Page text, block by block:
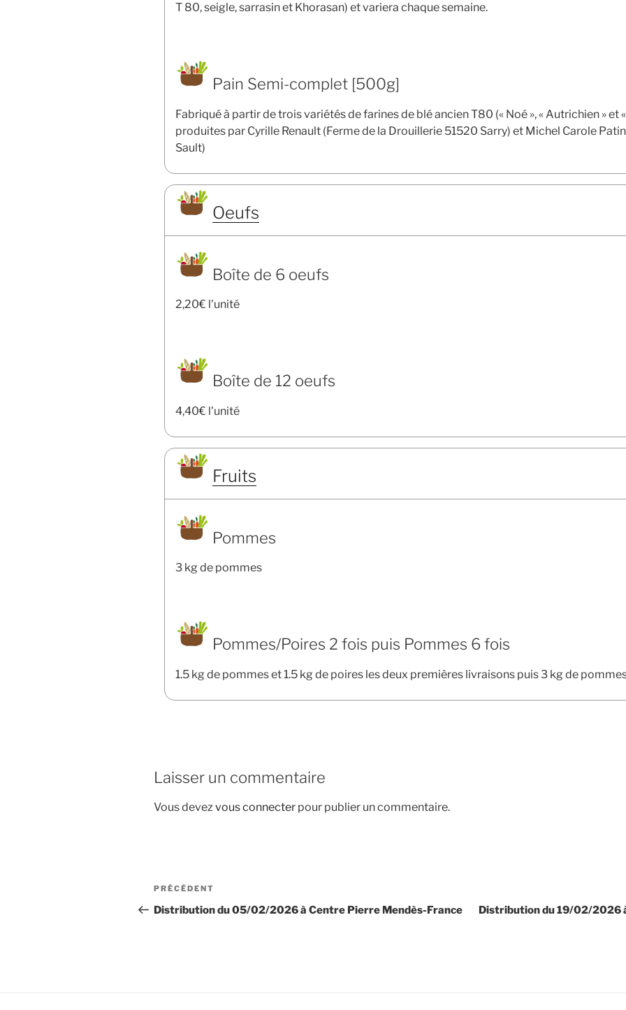
T 80, seigle, sarrasin et Khorasan) et variera chaque semaine.
Pain Semi-complet [500g]
Fabriqué à partir de trois variétés de farines de blé ancien T80 (« Noé », « Autrichien » et
produites par Cyrille Renault (Ferme de la Drouillerie 51520 Sarry) et Michel Carole
Sault)
Oeufs
Boîte de 6 oeufs
2,20€ l'unité
Boîte de 12 oeufs
4,40€ l'unité
Fruits
Pommes
3 kg de pommes
Pommes/Poires 2 fois puis Pommes 6 fois
1.5 kg de pommes et 1.5 kg de poires les deux premières livraisons puis 3 kg de
Laisser un commentaire
Vous devezvous connecter pour publier un commentaire.
Navigation
de
Article
précédent
PRÉCÉDENT
Distribution du 05/02/2026 à Centre Pierre Mendès-France Distribution du 19/02/2026